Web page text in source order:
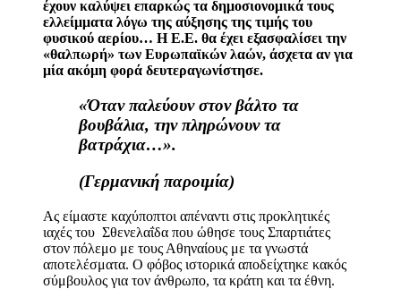
έχουν καλύψει επαρκώς τα δημοσιονομικά τους
ελλείμματα λόγω της αύξησης της τιμής του
φυσικού αερίου… Η Ε.Ε. θα έχει εξασφαλίσει την
«θαλπωρή» των Ευρωπαϊκών λαών, άσχετα αν για
μία ακόμη φορά δευτεραγωνίστησε.
«Όταν παλεύουν στον βάλτο τα
βουβάλια, την πληρώνουν τα
βατράχια…».
(Γερμανική παροιμία)
Ας είμαστε καχύποπτοι απέναντι στις προκλητικές
ιαχές του Σθενελαΐδα που ώθησε τους Σπαρτιάτες
στον πόλεμο με τους Αθηναίους με τα γνωστά
αποτελέσματα. Ο φόβος ιστορικά αποδείχτηκε κακός
σύμβουλος για τον άνθρωπο, τα κράτη και τα έθνη.